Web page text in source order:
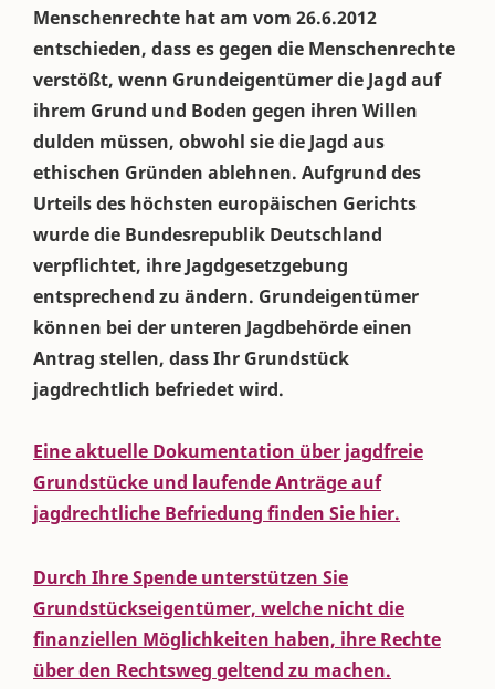
Menschenrechte hat am vom 26.6.2012
entschieden, dass es gegen die Menschenrechte
verstößt, wenn Grundeigentümer die Jagd auf
ihrem Grund und Boden gegen ihren Willen
dulden müssen, obwohl sie die Jagd aus
ethischen Gründen ablehnen. Aufgrund des
Urteils des höchsten europäischen Gerichts
wurde die Bundesrepublik Deutschland
verpflichtet, ihre Jagdgesetzgebung
entsprechend zu ändern. Grundeigentümer
können bei der unteren Jagdbehörde einen
Antrag stellen, dass Ihr Grundstück
jagdrechtlich befriedet wird.
Eine aktuelle Dokumentation über jagdfreie
Grundstücke und laufende Anträge auf
jagdrechtliche Befriedung finden Sie hier.
Durch Ihre Spende unterstützen Sie
Grundstückseigentümer, welche nicht die
finanziellen Möglichkeiten haben, ihre Rechte
über den Rechtsweg geltend zu machen.